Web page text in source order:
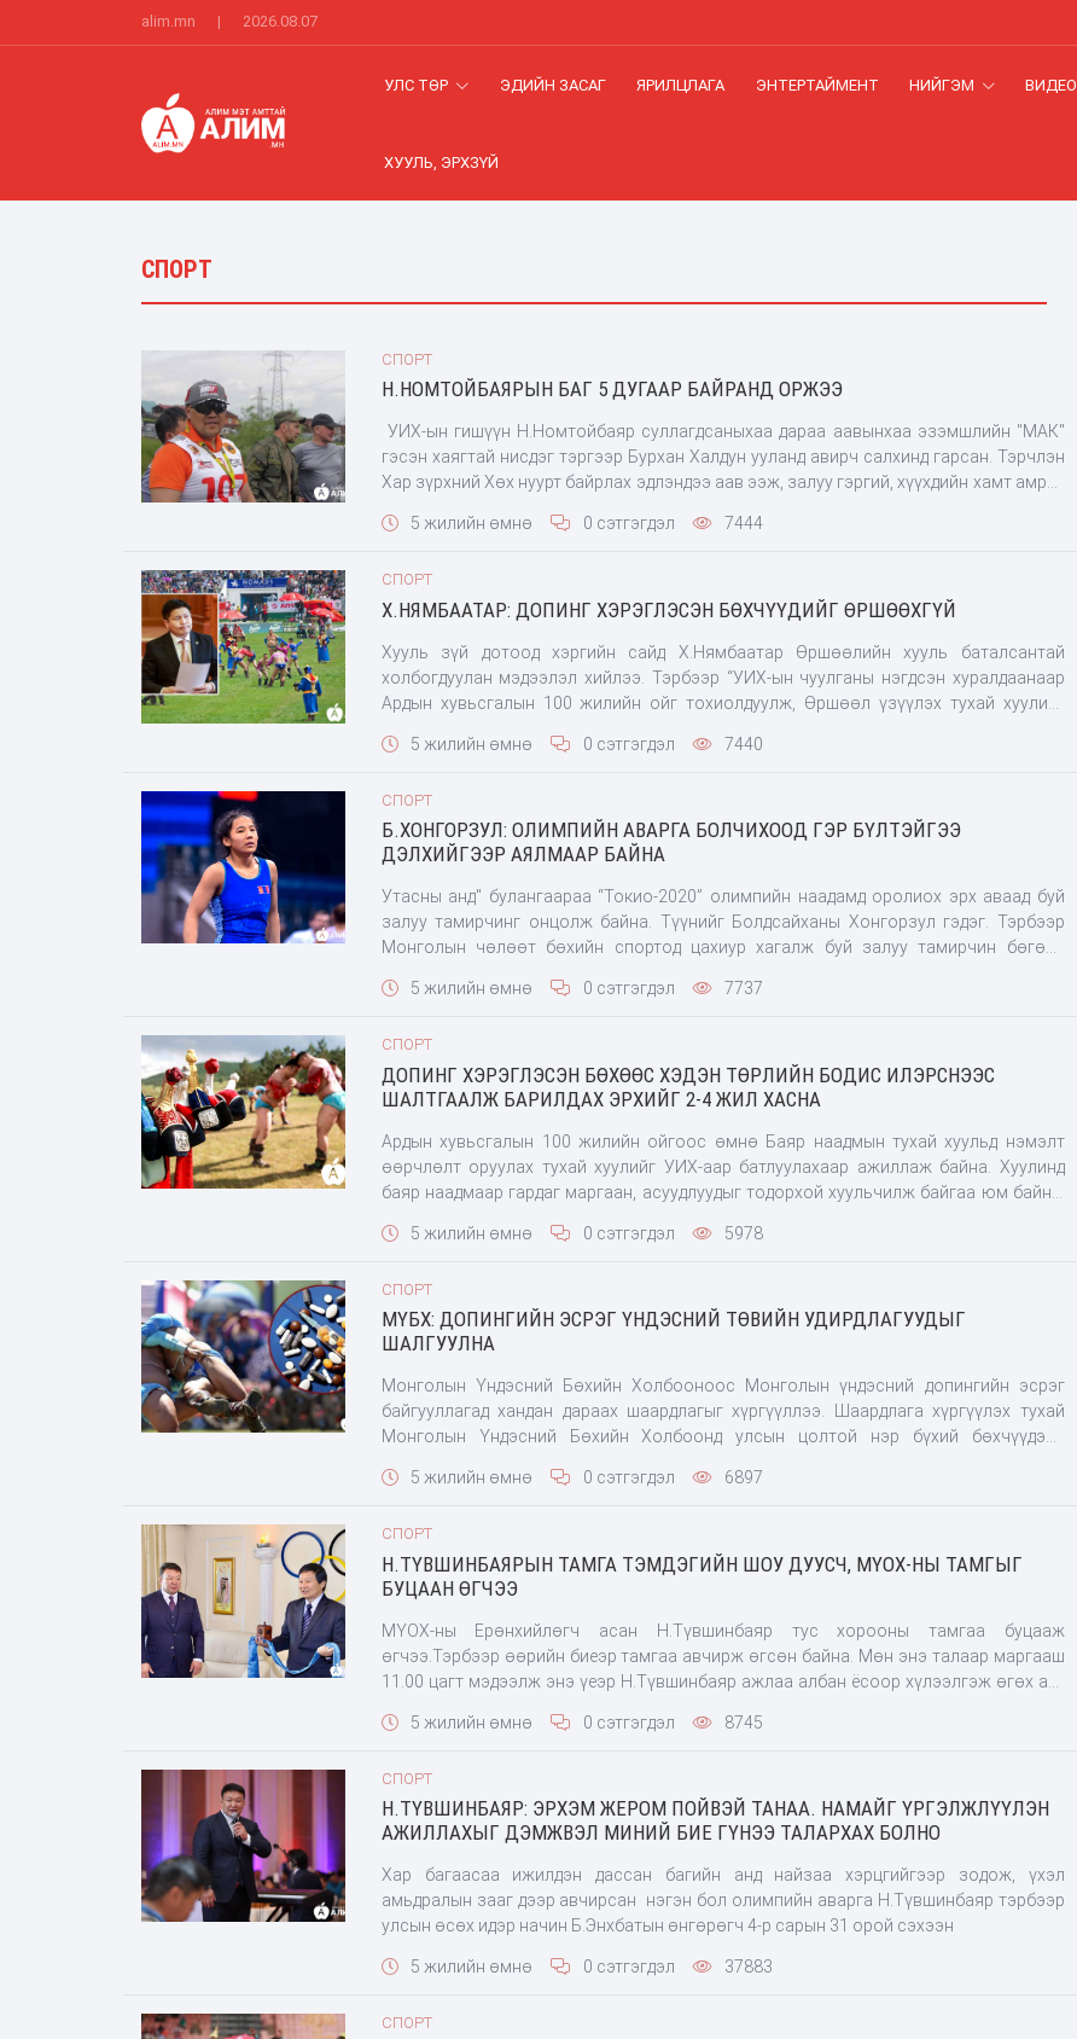
alim.mn | 2026.08.07
УЛС ТӨР ЭДИЙН ЗАСАГ ЯРИЛЦЛАГА ЭНТЕРТАЙМЕНТ НИЙГЭМ ВИДЕО
ХУУЛЬ, ЭРХЗҮЙ
СПОРТ
СПОРТ
Н.НОМТОЙБАЯРЫН БАГ 5 ДУГААР БАЙРАНД ОРЖЭЭ
УИХ-ын гишүүн Н.Номтойбаяр суллагдсаныхаа дараа аавынхаа эзэмшлийн "МАК"
гэсэн хаягтай нисдэг тэргээр Бурхан Халдун ууланд авирч салхинд гарсан. Тэрчлэн
Хар зүрхний Хөх нуурт байрлах эдлэндээ аав ээж, залуу гэргий, хүүхдийн хамт амрах
цаашлаад ОУХ-д болсон бартаат замын ура
5 жилийн өмнө 0 сэтгэгдэл 7444
СПОРТ
Х.НЯМБААТАР: ДОПИНГ ХЭРЭГЛЭСЭН БӨХЧҮҮДИЙГ ӨРШӨӨХГҮЙ
Хууль зүй дотоод хэргийн сайд Х.Нямбаатар Өршөөлийн хууль баталсантай
холбогдуулан мэдээлэл хийлээ. Тэрбээр “УИХ-ын чуулганы нэгдсэн хуралдаанаар
Ардын хувьсгалын 100 жилийн ойг тохиолдуулж, Өршөөл үзүүлэх тухай хуулийг
хэрэглэсэн бөхчүүдтэй холбоотой заалт Өршөөлийн хуульд ороогүй. Ташаа
5 жилийн өмнө 0 сэтгэгдэл 7440
СПОРТ
Б.ХОНГОРЗУЛ: ОЛИМПИЙН АВАРГА БОЛЧИХООД ГЭР БҮЛТЭЙГЭЭ
ДЭЛХИЙГЭЭР АЯЛМААР БАЙНА
Утасны анд" булангаараа “Токио-2020” олимпийн наадамд оролиох эрх аваад буй
залуу тамирчинг онцолж байна. Түүнийг Болдсайханы Хонгорзул гэдэг. Тэрбээр
Монголын чөлөөт бөхийн спортод цахиур хагалж буй залуу тамирчин бөгөөд
тэмцээнд амжилттай оролцож, алтан медаль, олимпийн эрх хүртсэн юм. Ирээдүйтэ
5 жилийн өмнө 0 сэтгэгдэл 7737
СПОРТ
ДОПИНГ ХЭРЭГЛЭСЭН БӨХӨӨС ХЭДЭН ТӨРЛИЙН БОДИС ИЛЭРСНЭЭС
ШАЛТГААЛЖ БАРИЛДАХ ЭРХИЙГ 2-4 ЖИЛ ХАСНА
Ардын хувьсгалын 100 жилийн ойгоос өмнө Баяр наадмын тухай хуульд нэмэлт
өөрчлөлт оруулах тухай хуулийг УИХ-аар батлуулахаар ажиллаж байна. Хуулинд
баяр наадмаар гардаг маргаан, асуудлуудыг тодорхой хуульчилж байгаа юм байна.
заалт оруулж өгчээ. -Допинг хэрэглэсэн б
5 жилийн өмнө 0 сэтгэгдэл 5978
СПОРТ
МҮБХ: ДОПИНГИЙН ЭСРЭГ ҮНДЭСНИЙ ТӨВИЙН УДИРДЛАГУУДЫГ
ШАЛГУУЛНА
Монголын Үндэсний Бөхийн Холбооноос Монголын үндэсний допингийн эсрэг
байгууллагад хандан дараах шаардлагыг хүргүүллээ. Шаардлага хүргүүлэх тухай
Монголын Үндэсний Бөхийн Холбоонд улсын цолтой нэр бүхий бөхчүүдээс
албан хүсэлтэд танай байгууллагаас Үндэсний их баяр
5 жилийн өмнө 0 сэтгэгдэл 6897
СПОРТ
Н.ТҮВШИНБАЯРЫН ТАМГА ТЭМДЭГИЙН ШОУ ДУУСЧ, МҮОХ-НЫ ТАМГЫГ
БУЦААН ӨГЧЭЭ
МҮОХ-ны Ерөнхийлөгч асан Н.Түвшинбаяр тус хорооны тамгаа буцааж
өгчээ.Тэрбээр өөрийн биеэр тамгаа авчирж өгсөн байна. Мөн энэ талаар маргааш
11.00 цагт мэдээлж энэ үеэр Н.Түвшинбаяр ажлаа албан ёсоор хүлээлгэж өгөх аж.
ерөнхийлөгчийн ажлыг түр орлон гүйцэтгэх юм байна. Энэ мэдээллийг МҮОХ-ноос
5 жилийн өмнө 0 сэтгэгдэл 8745
СПОРТ
Н.ТҮВШИНБАЯР: ЭРХЭМ ЖЕРОМ ПОЙВЭЙ ТАНАА. НАМАЙГ ҮРГЭЛЖЛҮҮЛЭН
АЖИЛЛАХЫГ ДЭМЖВЭЛ МИНИЙ БИЕ ГҮНЭЭ ТАЛАРХАХ БОЛНО
Хар багаасаа ижилдэн дассан багийн анд найзаа хэрцгийгээр зодож, үхэл
амьдралын зааг дээр авчирсан нэгэн бол олимпийн аварга Н.Түвшинбаяр тэрбээр
улсын өсөх идэр начин Б.Энхбатын өнгөрөгч 4-р сарын 31 орой сэхээн
5 жилийн өмнө 0 сэтгэгдэл 37883
СПОРТ